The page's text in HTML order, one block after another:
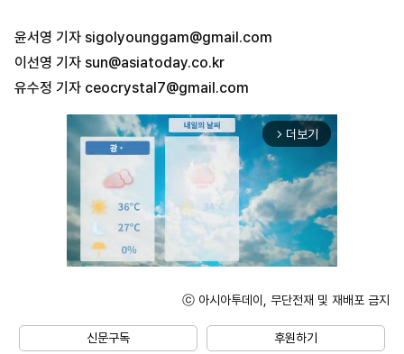
윤서영 기자 sigolyounggam@gmail.com
이선영 기자 sun@asiatoday.co.kr
유수정 기자 ceocrystal7@gmail.com
arrow_forward_ios 더보기
ⓒ 아시아투데이, 무단전재 및 재배포 금지
신문구독 후원하기